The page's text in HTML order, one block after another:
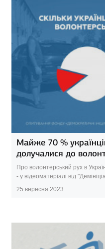
Майже 70 %
долучалися до
Про волонтерський рух в
- у відеоматеріалі від
25 вересня 2023